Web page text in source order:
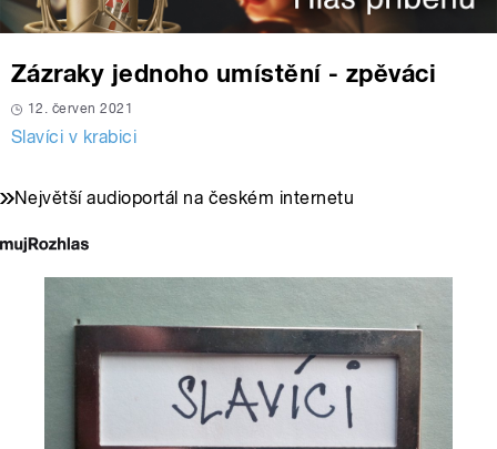
Zázraky jednoho umístění - zpěváci
12. červen 2021
Slavíci v krabici
Největší audioportál na českém internetu